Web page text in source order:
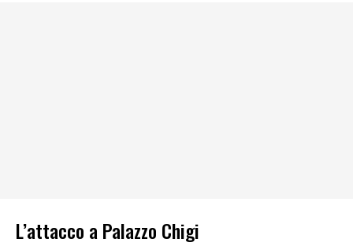
L’attacco a Palazzo Chigi